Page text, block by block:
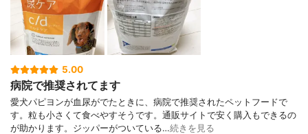
5.00
病院で推奨されてます
愛犬パピヨンが血尿がでたときに、病院で推奨されたペットフードで
す。粒も小さくて食べやすそうです。通販サイトで安く購入もできるの
が助かります。ジッパーがついている…続きを見る